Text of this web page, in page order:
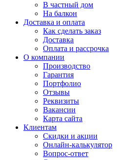
В частный дом
На балкон
Доставка и оплата
Как сделать заказ
Доставка
Оплата и рассрочка
О компании
Производство
Гарантия
Портфолио
Отзывы
Реквизиты
Вакансии
Карта сайта
Клиентам
Скидки и акции
Онлайн-калькулятор
Вопрос-ответ